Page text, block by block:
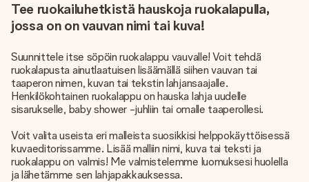
Tee ruokailuhetkistä hauskoja ruokalapulla,
jossa on on vauvan nimi tai kuva!
Suunnittele itse söpöin ruokalappu vauvalle! Voit tehdä
ruokalapusta ainutlaatuisen lisäämällä siihen vauvan tai
taaperon nimen, kuvan tai tekstin lahjansaajalle.
Henkilökohtainen ruokalappu on hauska lahja uudelle
sisarukselle, baby shower -juhliin tai omalle taaperollesi.
Voit valita useista eri malleista suosikkisi helppokäyttöisessä
kuvaeditorissamme. Lisää malliin nimi, kuva tai teksti ja
ruokalappu on valmis! Me valmistelemme luomuksesi huolella
ja lähetämme sen lahjapakkauksessa.